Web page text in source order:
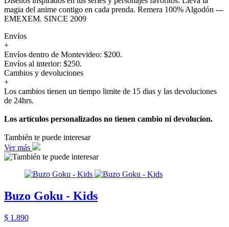
magia del anime contigo en cada prenda. Remera 100% Algodón ---
EMEXEM. SINCE 2009
Envíos
+
Envíos dentro de Montevideo: $200.
Envíos al interior: $250.
Cambios y devoluciones
+
Los cambios tienen un tiempo limite de 15 dias y las devoluciones
de 24hrs.
Los artículos personalizados no tienen cambio ni devolucion.
También te puede interesar
Ver más
Buzo Goku - Kids
$ 1.890